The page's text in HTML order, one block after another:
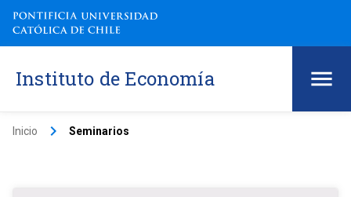
Instituto de Economía
Inicio keyboard_arrow_right Seminarios